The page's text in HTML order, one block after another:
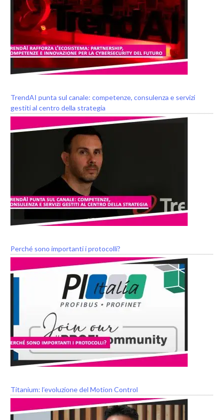
TrendAI punta sul canale: competenze, consulenza e servizi
gestiti al centro della strategia
Perché sono importanti i protocolli?
Titanium: l’evoluzione del Motion Control